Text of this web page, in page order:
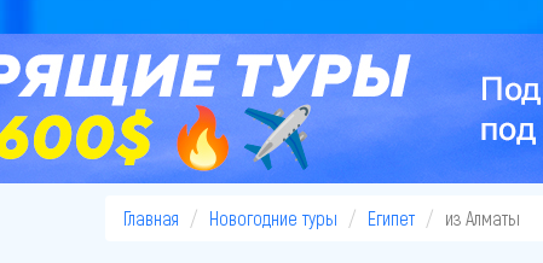
Главная Новогодние туры Египет из Алматы